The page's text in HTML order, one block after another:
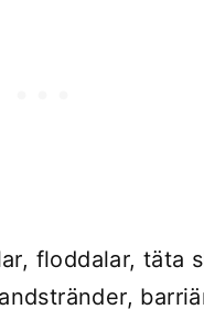
floddalar, täta